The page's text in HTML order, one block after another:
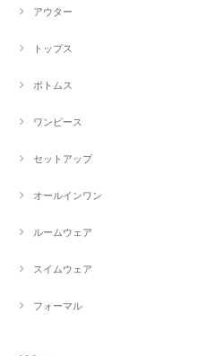
アウター
トップス
ボトムス
ワンピース
セットアップ
オールインワン
ルームウェア
スイムウェア
フォーマル